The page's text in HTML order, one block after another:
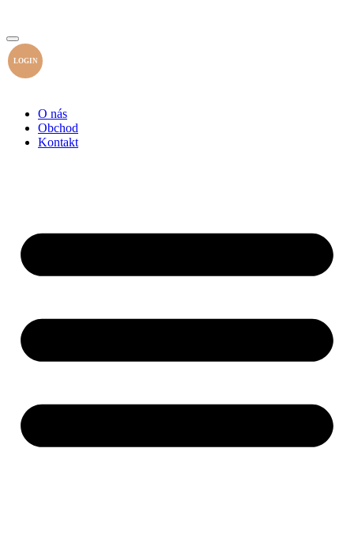
LOGIN
O nás
Obchod
Kontakt